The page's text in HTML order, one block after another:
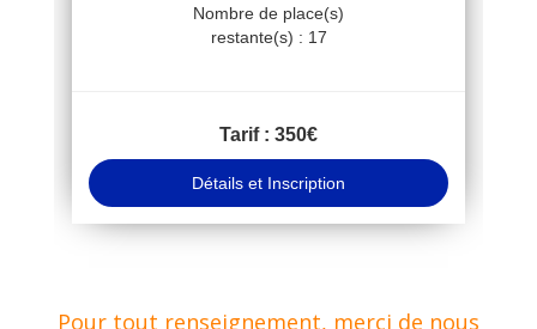
Pour tout renseignement, merci de nous